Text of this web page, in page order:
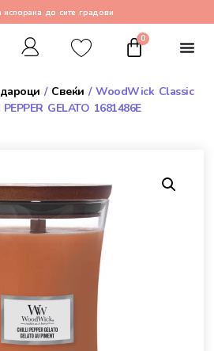
испорака до сите градови
0
/ Свеќи / WoodWick Classic
GELATO 1681486E